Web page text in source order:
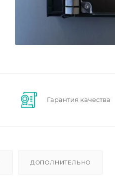
Гарантия качества
ДОПОЛНИТЕЛЬНО